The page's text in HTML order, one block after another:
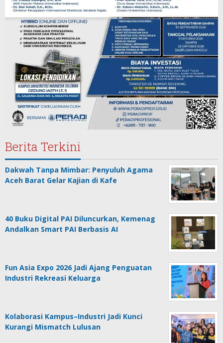
Berita Terkini
Dakwah Tanpa Mimbar: Penyuluh Agama
Aceh Barat Gelar Kajian di Kafe
40 Buku Digital PAI Diluncurkan, Kemenag
Andalkan Smart PAI Berbasis AI
Fun Asia Expo 2026 Jadi Ajang Penguatan
Industri Rekreasi Keluarga
Kolaborasi Kampus–Industri Jadi Kunci
Kurangi Mismatch Lulusan